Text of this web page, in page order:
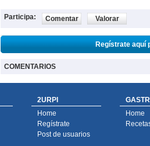
Participa: Comentar Valorar
Regístrate aquí
COMENTARIOS
2URPI
Home
Regístrate
Post de usuarios
Home